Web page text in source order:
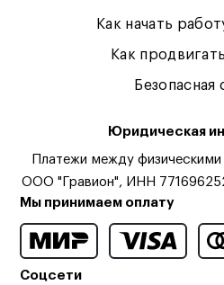
Как начать
Как
Безопасная
Юридическая
Платежи между
ООО "Гравион", ИНН
Мы принимаем оплату
Соцсети